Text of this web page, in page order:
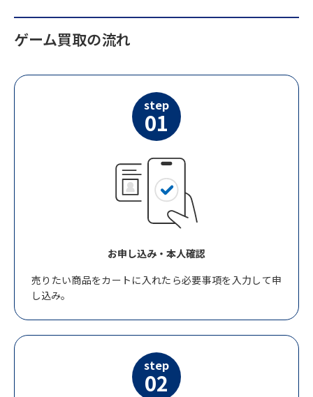
ゲーム買取の流れ
step
01
お申し込み・本人確認
売りたい商品をカートに入れたら必要事項を入力して申
し込み。
step
02